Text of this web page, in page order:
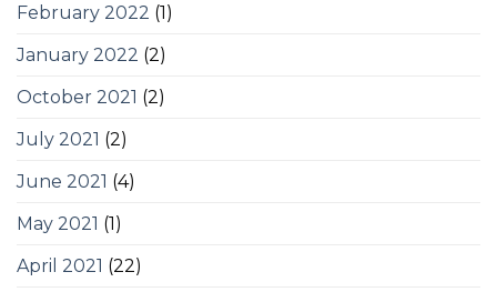
February 2022 (1)
January 2022 (2)
October 2021 (2)
July 2021 (2)
June 2021 (4)
May 2021 (1)
April 2021 (22)